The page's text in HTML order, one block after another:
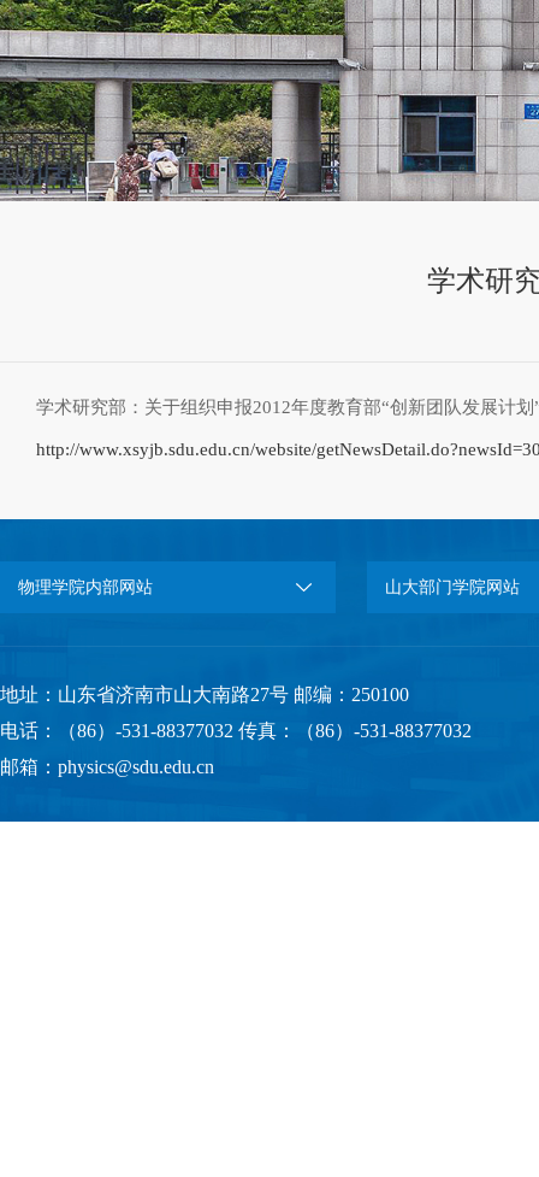
学术研
学术研究部：关于组织申报2012年度教育部“创新团队发展计划
http://www.xsyjb.sdu.edu.cn/website/
物理学院内部网站 山大部门学院网站
地址：山东省济南市山大南路27号 邮编：250100
电话：（86）-531-88377032 传真：（86）-531-88377032
邮箱：physics@sdu.edu.cn